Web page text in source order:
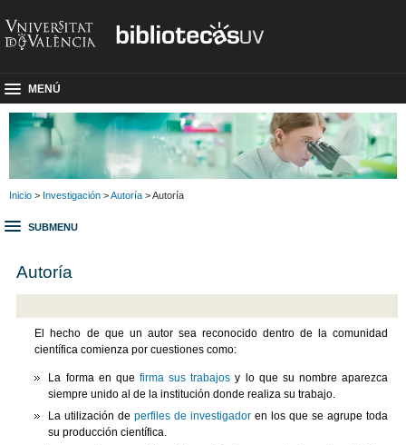
MENÚ
Inicio > Investigación >Autoría > Autoría
SUBMENU
Autoría
El hecho de que un autor sea reconocido dentro de la comunidad
científica comienza por cuestiones como:
La forma en que firma sus trabajos y lo que su nombre aparezca
siempre unido al de la institución donde realiza su trabajo.
La utilización deperfiles de investigador en los que se agrupe toda
su producción científica.